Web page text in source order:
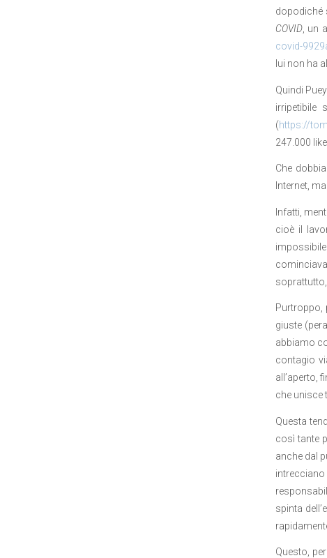
dopodiché
COVID, un
covid-
lui non ha
Quindi
irripetibile
(https://
247.000
Che
Internet,
Infatti,
cioè il
Purtroppo,
giuste
abbiamo
contagio
all’aperto,
che unisce
Questa
così tante
anche dal
spinta
Questo,